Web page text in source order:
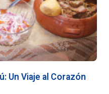
Un Viaje al Corazón